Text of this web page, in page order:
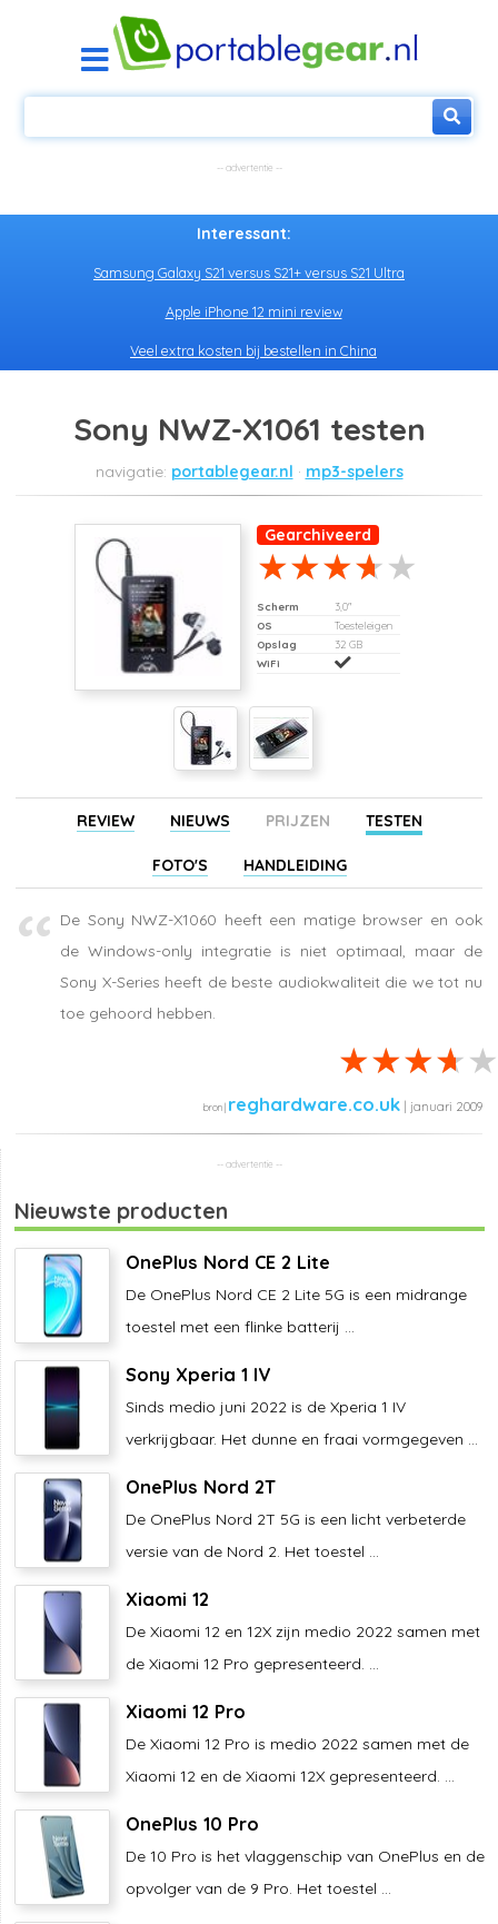
Interessant:
Samsung Galaxy S21 versus S21+ versus S21 Ultra
Apple iPhone 12 mini review
Veel extra kosten bij bestellen in China
Sony NWZ-X1061 testen
portablegear.nl mp3-spelers
Gearchiveerd
Scherm
3,0"
OS
Toesteleigen
Opslag
32 GB
WiFi
REVIEW NIEUWS PRIJZEN TESTEN
FOTO'S HANDLEIDING
De Sony NWZ-X1060 heeft een matige browser en ook
de Windows-only integratie is niet optimaal, maar de
Sony X-Series heeft de beste audiokwaliteit die we tot nu
toe gehoord hebben.
reghardware.co.uk | januari 2009
Nieuwste producten
OnePlus Nord CE 2 Lite
De OnePlus Nord CE 2 Lite 5G is een midrange
toestel met een flinke batterij ...
Sony Xperia 1 IV
Sinds medio juni 2022 is de Xperia 1 IV
verkrijgbaar. Het dunne en fraai vormgegeven ...
OnePlus Nord 2T
De OnePlus Nord 2T 5G is een licht verbeterde
versie van de Nord 2. Het toestel ...
Xiaomi 12
De Xiaomi 12 en 12X zijn medio 2022 samen met
de Xiaomi 12 Pro gepresenteerd. ...
Xiaomi 12 Pro
De Xiaomi 12 Pro is medio 2022 samen met de
Xiaomi 12 en de Xiaomi 12X gepresenteerd. ...
OnePlus 10 Pro
De 10 Pro is het vlaggenschip van OnePlus en de
opvolger van de 9 Pro. Het toestel ...